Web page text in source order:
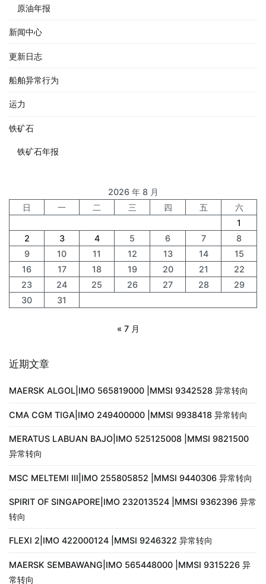
原油年报
新闻中心
更新日志
船舶异常行为
运力
铁矿石
铁矿石年报
2026 年 8 月
日
一 二 三 四 五
六
1
2
3 4 5 6 7
8
9
10 11 12 13 14
15
16
17 18 19 20 21
22
23
24 25 26 27 28
29
30
31
« 7 月
近期文章
MAERSK ALGOL|IMO 565819000 |MMSI 9342528 异常转向
CMA CGM TIGA|IMO 249400000 |MMSI 9938418 异常转向
MERATUS LABUAN BAJO|IMO 525125008 |MMSI 9821500
异常转向
MSC MELTEMI III|IMO 255805852 |MMSI 9440306 异常转向
SPIRIT OF SINGAPORE|IMO 232013524 |MMSI 9362396 异常
转向
FLEXI 2|IMO 422000124 |MMSI 9246322 异常转向
MAERSK SEMBAWANG|IMO 565448000 |MMSI 9315226 异
常转向